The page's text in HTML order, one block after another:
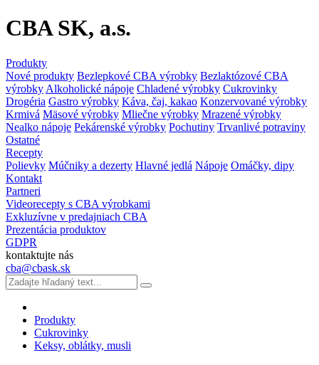
CBA SK, a.s.
Produkty
Nové produkty Bezlepkové CBA výrobky Bezlaktózové CBA
výrobky Alkoholické nápoje Chladené výrobky Cukrovinky
Drogéria Gastro výrobky Káva, čaj, kakao Konzervované výrobky
Krmivá Mäsové výrobky Mliečne výrobky Mrazené výrobky
Nealko nápoje Pekárenské výrobky Pochutiny Trvanlivé potraviny
Ostatné
Recepty
Polievky Múčniky a dezerty Hlavné jedlá Nápoje Omáčky, dipy
Kontakt
Partneri
Videorecepty s CBA výrobkami
Exkluzívne v predajniach CBA
Prezentácia produktov
GDPR
kontaktujte nás
cba@cbask.sk
Produkty
Cukrovinky
Keksy, oblátky, musli